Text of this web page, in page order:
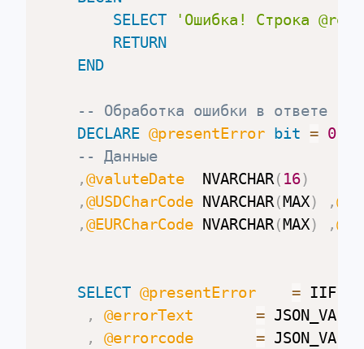
SELECT
'Ошибка! Строка
RETURN
END
-- Обработка ошибки в ответе
DECLARE @presentError bit = 0
-- Данные
,@valuteDate
  NVARCHAR
( 16)
,@USDCharCode NVARCHAR(MAX) ,
,@EURCharCode NVARCHAR(MAX) ,
SELECT @presentError = IIF
,
@errorText = JSON_VALUE
,
@errorcode = JSON_VALUE